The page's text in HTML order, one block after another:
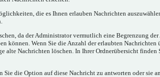
die es Ihnen erlauben Nachrichten
da der Administrator vermutlich eine Begrenzung
können. Wenn Sie die Anzahl der erlaubten Nachrichten
alte Nachrichten löschen. In Ihrer Ordnerübersicht
Sie die Option auf diese Nachricht zu antworten oder sie